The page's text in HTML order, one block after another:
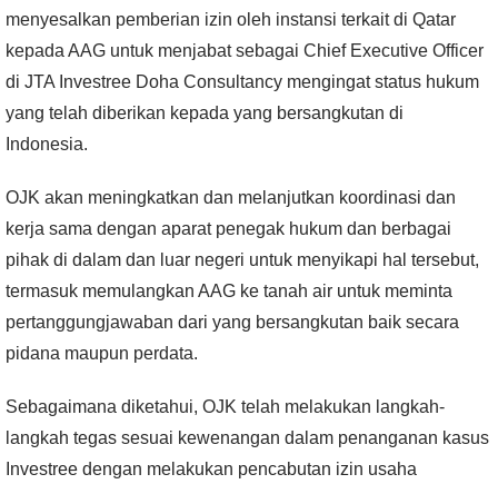
menyesalkan pemberian izin oleh instansi terkait di Qatar
kepada AAG untuk menjabat sebagai Chief Executive Officer
di JTA Investree Doha Consultancy mengingat status hukum
yang telah diberikan kepada yang bersangkutan di
Indonesia.
OJK akan meningkatkan dan melanjutkan koordinasi dan
kerja sama dengan aparat penegak hukum dan berbagai
pihak di dalam dan luar negeri untuk menyikapi hal tersebut,
termasuk memulangkan AAG ke tanah air untuk meminta
pertanggungjawaban dari yang bersangkutan baik secara
pidana maupun perdata.
Sebagaimana diketahui, OJK telah melakukan langkah-
langkah tegas sesuai kewenangan dalam penanganan kasus
Investree dengan melakukan pencabutan izin usaha